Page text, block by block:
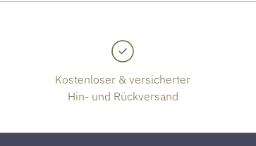
Kostenloser & versicherter
Hin- und Rückversand